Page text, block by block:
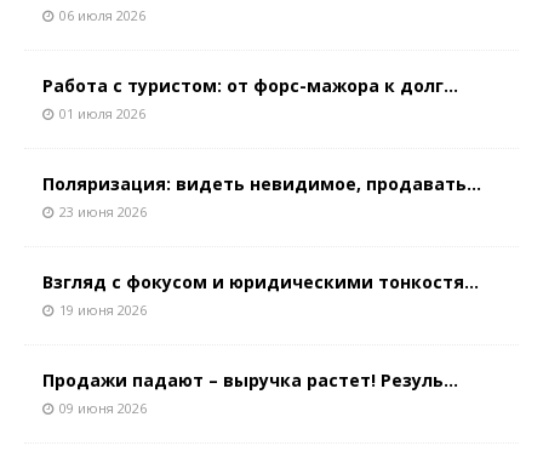
06 июля 2026
Работа с туристом: от форс-мажора к долг...
01 июля 2026
Поляризация: видеть невидимое, продавать...
23 июня 2026
Взгляд с фокусом и юридическими тонкостя...
19 июня 2026
Продажи падают – выручка растет! Резуль...
09 июня 2026